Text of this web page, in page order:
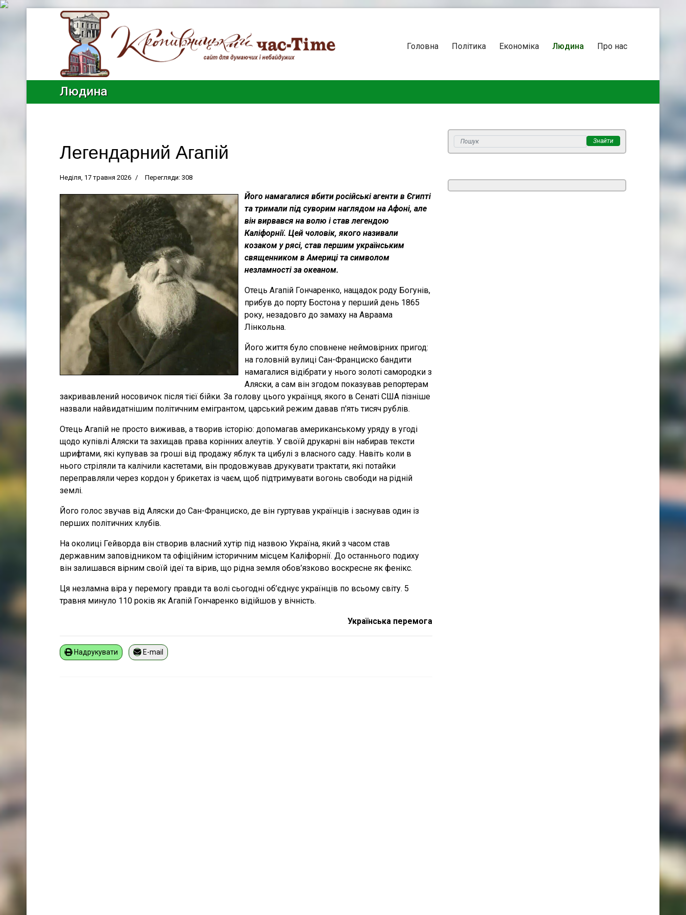
Головна Політика Економіка Людина Про нас
Людина
Легендарний Агапій
Неділя, 17 травня 2026 Перегляди: 308
Його намагалися вбити російські агенти в Єгипті
та тримали під суворим наглядом на Афоні, але
він вирвався на волю і став легендою
Каліфорнії. Цей чоловік, якого називали
козаком у рясі, став першим українським
священником в Америці та символом
незламності за океаном.
Отець Агапій Гончаренко, нащадок роду Богунів,
прибув до порту Бостона у перший день 1865
року, незадовго до замаху на Авраама
Лінкольна.
Його життя було сповнене неймовірних пригод:
на головній вулиці Сан-Франциско бандити
намагалися відібрати у нього золоті самородки з
Аляски, а сам він згодом показував репортерам
закривавлений носовичок після тієї бійки. За голову цього українця, якого в Сенаті США пізніше
назвали найвидатнішим політичним емігрантом, царський режим давав п'ять тисяч рублів.
Отець Агапій не просто виживав, а творив історію: допомагав американському уряду в угоді
щодо купівлі Аляски та захищав права корінних алеутів. У своїй друкарні він набирав тексти
шрифтами, які купував за гроші від продажу яблук та цибулі з власного саду. Навіть коли в
нього стріляли та калічили кастетами, він продовжував друкувати трактати, які потайки
переправляли через кордон у брикетах із чаєм, щоб підтримувати вогонь свободи на рідній
землі.
Його голос звучав від Аляски до Сан-Франциско, де він гуртував українців і заснував один із
перших політичних клубів.
На околиці Гейворда він створив власний хутір під назвою Україна, який з часом став
державним заповідником та офіційним історичним місцем Каліфорнії. До останнього подиху
він залишався вірним своїй ідеї та вірив, що рідна земля обов’язково воскресне як фенікс.
Ця незламна віра у перемогу правди та волі сьогодні об’єднує українців по всьому світу. 5
травня минуло 110 років як Агапій Гончаренко відійшов у вічність.
Українська перемога
Надрукувати E-mail
Знайти